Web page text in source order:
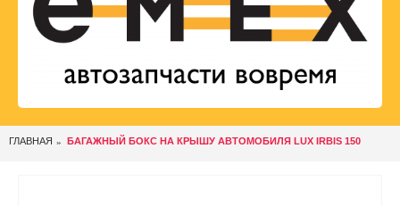
ГЛАВНАЯ БАГАЖНЫЙ БОКС НА КРЫШУ АВТОМОБИЛЯ LUX IRBIS 150